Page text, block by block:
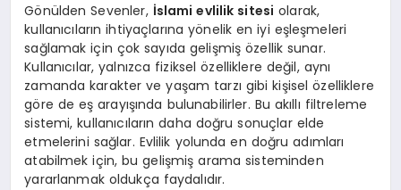
Gönülden Sevenler, İslami evlilik sitesi olarak,
kullanıcıların ihtiyaçlarına yönelik en iyi eşleşmeleri
sağlamak için çok sayıda gelişmiş özellik sunar.
Kullanıcılar, yalnızca fiziksel özelliklere değil, aynı
zamanda karakter ve yaşam tarzı gibi kişisel özelliklere
göre de eş arayışında bulunabilirler. Bu akıllı filtreleme
sistemi, kullanıcıların daha doğru sonuçlar elde
etmelerini sağlar. Evlilik yolunda en doğru adımları
atabilmek için, bu gelişmiş arama sisteminden
yararlanmak oldukça faydalıdır.